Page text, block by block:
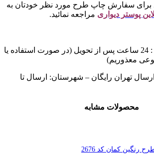
برای سفارش چاپ طرح مورد نظر خودتان به
پوستر دیواری مراجعه نمائید.
شرایط بازگشت کالا : 24 ساعت پس از تحویل (در صورت استفاده یا
معذوریم)
تهران رایگان – شهرستان: ارسال تا
محصولات مشابه
رنگین کمان کد 2676